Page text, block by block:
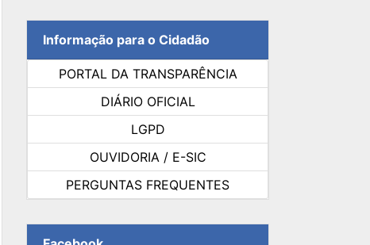
Informação para o Cidadão
PORTAL DA TRANSPARÊNCIA
DIÁRIO OFICIAL
LGPD
OUVIDORIA / E-SIC
PERGUNTAS FREQUENTES